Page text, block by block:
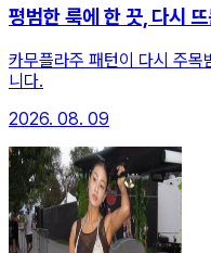
평범한 룩에 한 끗, 다시
카무플라주 패턴이 다시 주
니다.
2026. 08. 09